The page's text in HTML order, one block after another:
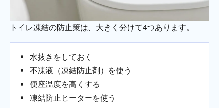
トイレ凍結の防止策は、大きく分けて4つあります。
水抜きをしておく
不凍液（凍結防止剤）を使う
便座温度を高くする
凍結防止ヒーターを使う